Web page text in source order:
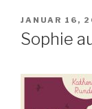
AM
JANUAR 16,
Sophie